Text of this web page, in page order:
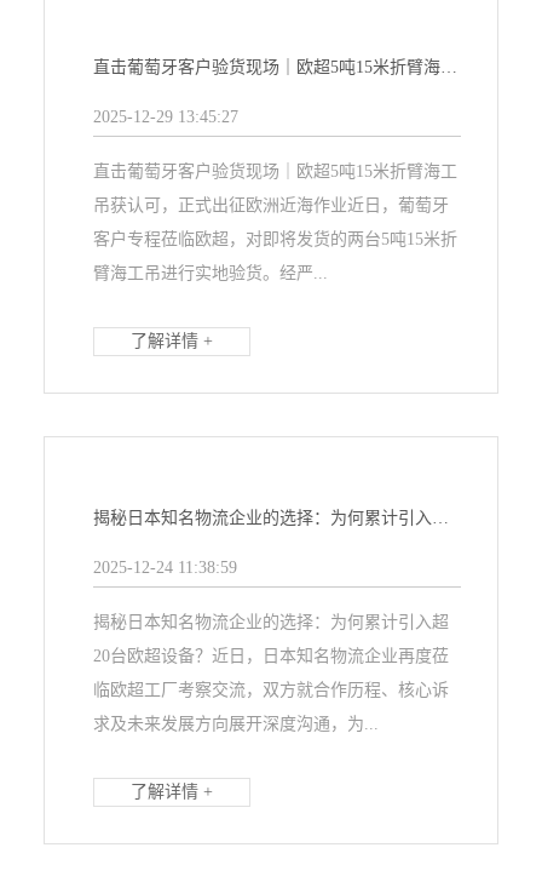
直击葡萄牙客户验货现场｜欧超5吨15米折臂海工吊获认可，正式出征欧洲近海作业
2025-12-29 13:45:27
直击葡萄牙客户验货现场｜欧超5吨15米折臂海工
吊获认可，正式出征欧洲近海作业近日，葡萄牙
客户专程莅临欧超，对即将发货的两台5吨15米折
臂海工吊进行实地验货。经严...
了解详情 +
揭秘日本知名物流企业的选择：为何累计引入超20台欧超设备？
2025-12-24 11:38:59
揭秘日本知名物流企业的选择：为何累计引入超
20台欧超设备？近日，日本知名物流企业再度莅
临欧超工厂考察交流，双方就合作历程、核心诉
求及未来发展方向展开深度沟通，为...
了解详情 +